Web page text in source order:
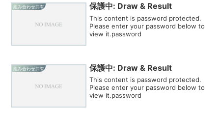
組み合わせ共有 保護中: Draw & Result
This content is password protected.
Please enter your password below to
view it.password
組み合わせ共有 保護中: Draw & Result
This content is password protected.
Please enter your password below to
view it.password